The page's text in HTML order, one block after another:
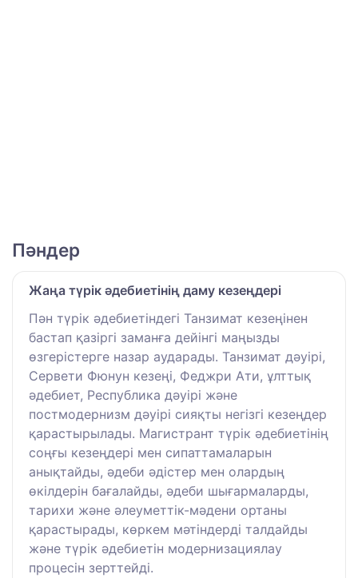
Пәндер
Жаңа түрік әдебиетінің даму кезеңдері
Пән түрік әдебиетіндегі Танзимат кезеңінен
бастап қазіргі заманға дейінгі маңызды
өзгерістерге назар аударады. Танзимат дәуірі,
Сервети Фюнун кезеңі, Феджри Ати, ұлттық
әдебиет, Республика дәуірі және
постмодернизм дәуірі сияқты негізгі кезеңдер
қарастырылады. Магистрант түрік әдебиетінің
соңғы кезеңдері мен сипаттамаларын
анықтайды, әдеби әдістер мен олардың
өкілдерін бағалайды, әдеби шығармаларды,
тарихи және әлеуметтік-мәдени ортаны
қарастырады, көркем мәтіндерді талдайды
және түрік әдебиетін модернизациялау
процесін зерттейді.